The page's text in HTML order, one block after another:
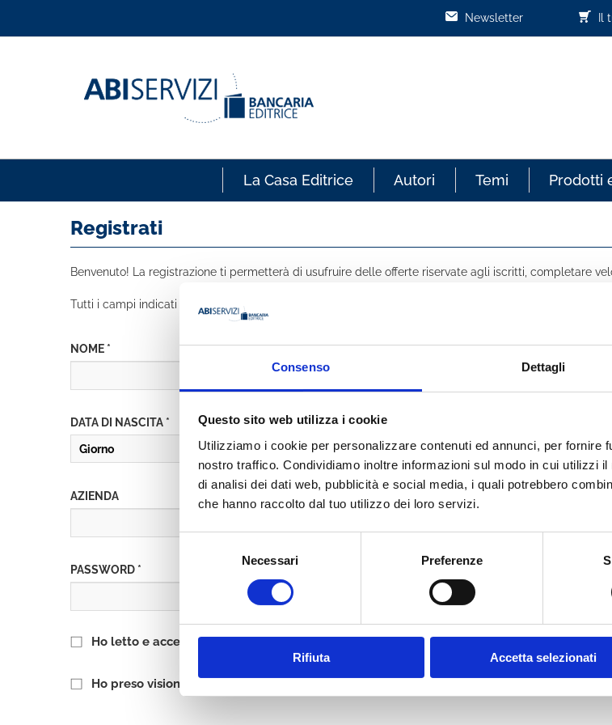
Consenso Dettagli
Questo sito web utilizza i cookie
Utilizziamo i cookie per personalizzare contenuti ed annunci, per fornire
nostro traffico. Condividiamo inoltre informazioni sul modo in cui utilizzi
di analisi dei dati web, pubblicità e social media, i quali potrebbero
che hanno raccolto dal tuo utilizzo dei loro servizi.
Selezione
consenso
Necessari Preferenze
Rifiuta Accetta selezionati
Newsletter
La Casa Editrice Autori Temi Prodotti
Registrati
Benvenuto! La registrazione ti permetterà di usufruire delle offerte riservate agli iscritti, completare
Tutti i campi indicati con * sono obbligatori
NOME *
DATA DI NASCITA *
AZIENDA
PASSWORD *
Ho letto e accetto l’informativa sulla
Ho preso visione delle